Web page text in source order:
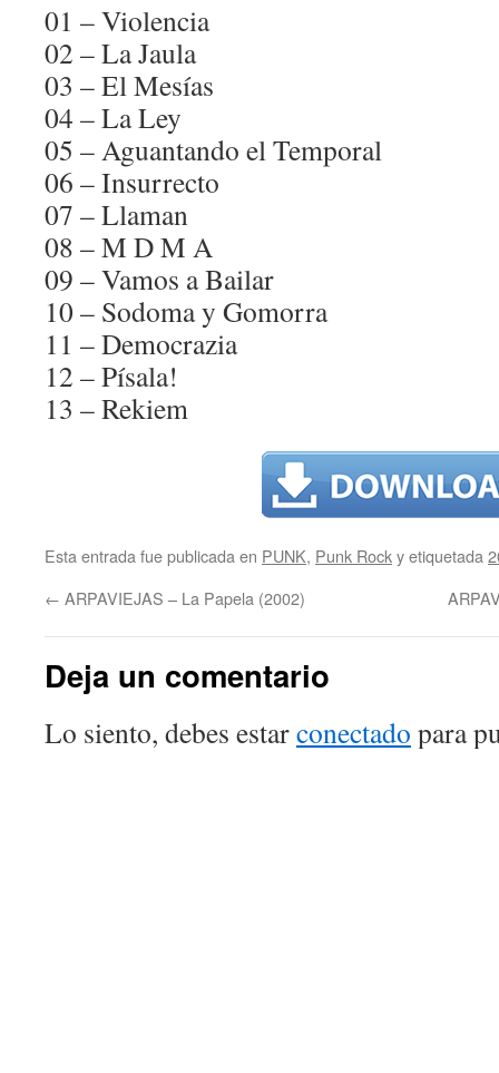
01 – Violencia
02 – La Jaula
03 – El Mesías
04 – La Ley
05 – Aguantando el Temporal
06 – Insurrecto
07 – Llaman
08 – M D M A
09 – Vamos a Bailar
10 – Sodoma y Gomorra
11 – Democrazia
12 – Písala!
13 – Rekiem
Esta entrada fue publicada en PUNK, Punk Rocky etiquetada
← ARPAVIEJAS – La Papela (2002)
Deja un comentario
Lo siento, debes estarconectado para